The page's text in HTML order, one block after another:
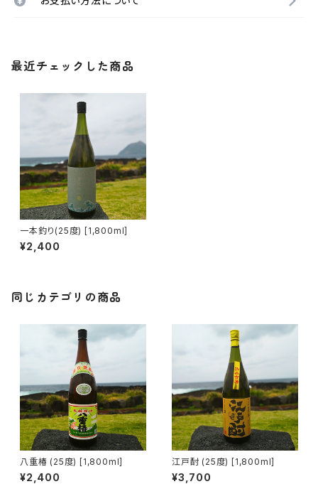
最近チェックした商品
一本釣り(25度) [1,800ml]
¥2,400
同じカテゴリの商品
八重椿 (25度) [1,800ml]
¥2,400
江戸酎 (25度) [1,800ml]
¥3,700